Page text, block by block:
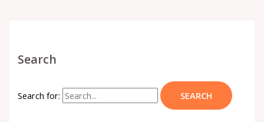
Search
Search for: